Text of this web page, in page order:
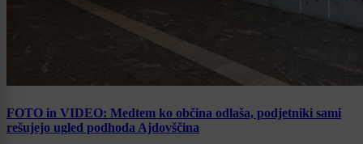
FOTO in VIDEO: Medtem ko občina odlaša, podjetniki sami
rešujejo ugled podhoda Ajdovščina